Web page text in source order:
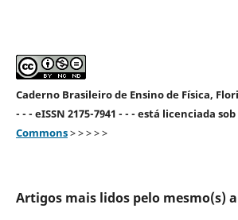
Caderno Brasileiro de Ensino de Física,
- - - eISSN 2175-7941 - - - está licenciada sob
Commons> > > > >
Artigos mais lidos pelo mesmo(s)